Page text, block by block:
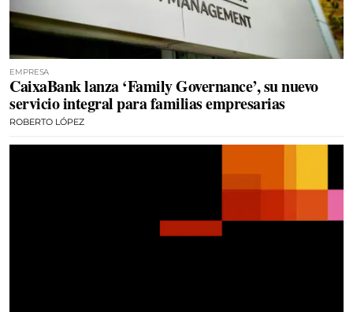
EMPRESA
CaixaBank lanza ‘Family Governance’, su nuevo
servicio integral para familias empresarias
ROBERTO LÓPEZ